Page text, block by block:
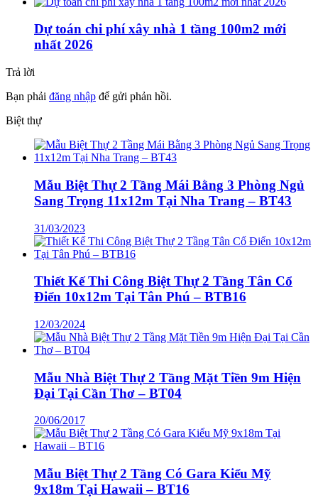
Dự toán chi phí xây nhà 1 tầng 100m2 mới
nhất 2026
Trả lời
Bạn phải đăng nhập để gửi phản hồi.
Biệt thự
Mẫu Biệt Thự 2 Tầng Mái Bằng 3 Phòng Ngủ
Sang Trọng 11x12m Tại Nha Trang – BT43
31/03/2023
Thiết Kế Thi Công Biệt Thự 2 Tầng Tân Cổ
Điển 10x12m Tại Tân Phú – BTB16
12/03/2024
Mẫu Nhà Biệt Thự 2 Tầng Mặt Tiền 9m Hiện
Đại Tại Cần Thơ – BT04
20/06/2017
Mẫu Biệt Thự 2 Tầng Có Gara Kiểu Mỹ
9x18m Tại Hawaii – BT16